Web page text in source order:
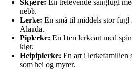
Skjære: En trelevende sangfugl
nebb.
Lerke: En små til middels stor fugl
Alauda.
Piplerke: En liten lerkeart med
klør.
Heipiplerke: En art i lerkefamilien
som hei og myrer.